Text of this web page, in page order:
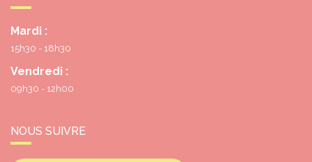
Mardi :
15h30 - 18h30
Vendredi :
09h30 - 12h00
NOUS SUIVRE